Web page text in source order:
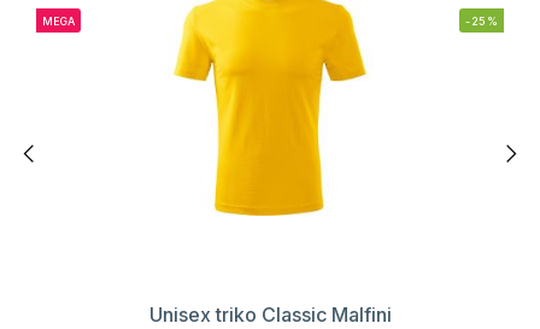
MEGA -25%
Unisex triko Classic Malfini